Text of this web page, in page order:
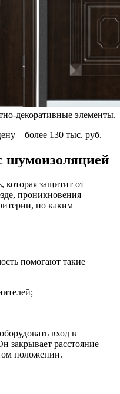
декоративные элементы.
– более 130 тыс. руб.
шумоизоляцией
которая защитит от
проникновения
по каким
помогают такие
вход в
закрывает расстояние
положении.